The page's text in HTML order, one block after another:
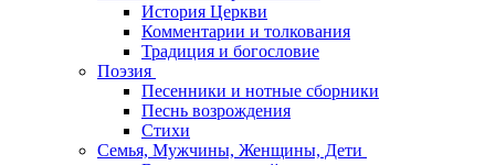
История Церкви
Комментарии и толкования
Традиция и богословие
Поэзия
Песенники и нотные сборники
Песнь возрождения
Стихи
Семья, Мужчины, Женщины, Дети